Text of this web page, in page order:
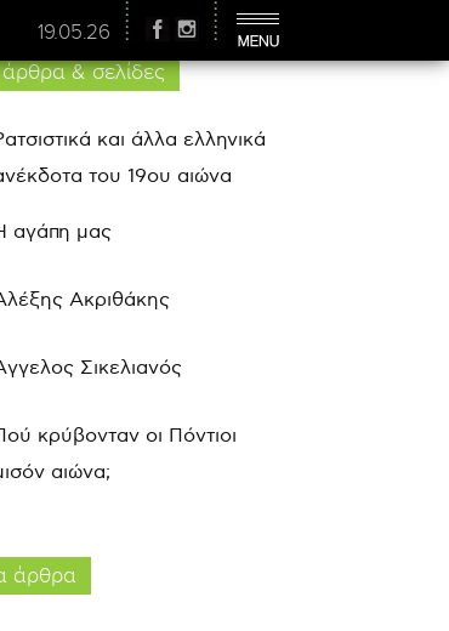
19.05.26
& σελίδες
και άλλα ελληνικά
του 19ου αιώνα
αγάπη μας
Ακριθάκης
Σικελιανός
κρύβονταν οι Πόντιοι
αιώνα;
άρθρα